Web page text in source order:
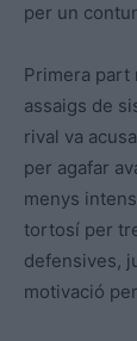
per un
Primera part
assaigs de
rival va
per agafar
menys
tortosí per
defensives,
motivació